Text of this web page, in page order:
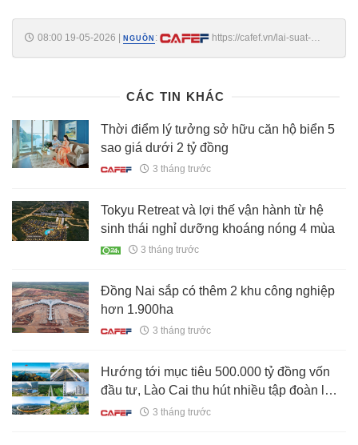
08:00 19-05-2026 NGUỒN :
https://cafef.vn/lai-suat-
CÁC TIN KHÁC
Thời điểm lý tưởng sở hữu căn hộ biển 5
sao giá dưới 2 tỷ đồng
3 tháng trước
Tokyu Retreat và lợi thế vận hành từ hệ
sinh thái nghỉ dưỡng khoáng nóng 4 mùa
3 tháng trước
Đồng Nai sắp có thêm 2 khu công nghiệp
hơn 1.900ha
3 tháng trước
Hướng tới mục tiêu 500.000 tỷ đồng vốn
đầu tư, Lào Cai thu hút nhiều tập đoàn lớn
Sun Group, T&T, Geleximco, Bitexco…
3 tháng trước